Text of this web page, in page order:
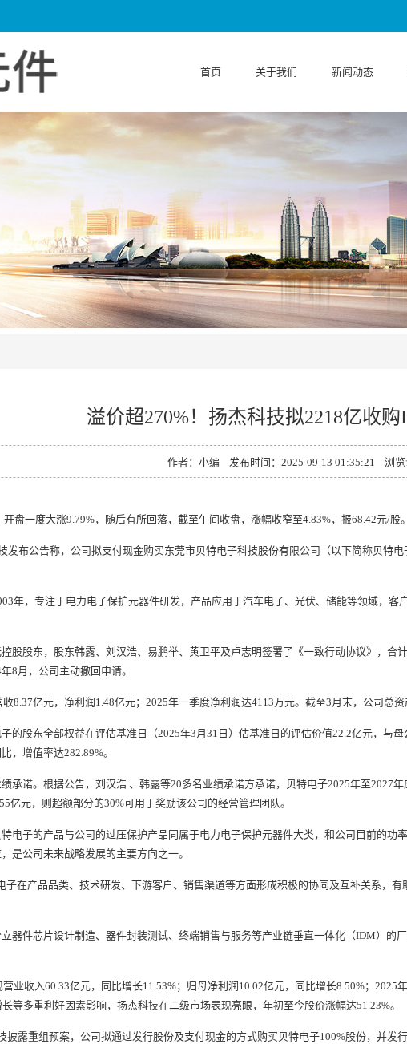
首页 关于我们 新闻动态
溢价超270%！扬杰科技拟2218亿收购
作者：小编 发布时间：2025-09-13 01:35:21 浏览
一度大涨9.79%，随后有所回落，截至午间收盘，涨幅收窄至4.83%，报68.42元/股。
布公告称，公司拟支付现金购买东莞市贝特电子科技股份有限公司（以下简称贝特
，专注于电力电子保护元器件研发，产品应用于汽车电子、光伏、储能等领域，客
股东，股东韩露、刘汉浩、易鹏举、黄卫平及卢志明签署了《一致行动协议》，合
8月，公司主动撤回申请。
亿元，净利润1.48亿元；2025年一季度净利润达4113万元。截至3月末，公司总资
股东全部权益在评估基准日（2025年3月31日）估基准日的评估价值22.2亿元，与
，增值率达282.89%。
诺。根据公告，刘汉浩 、韩露等20多名业绩承诺方承诺，贝特电子2025年至2027
亿元，则超额部分的30%可用于奖励该公司的经营管理团队。
子的产品与公司的过压保护产品同属于电力电子保护元器件大类，和公司目前的功
是公司未来战略发展的主要方向之一。
产品品类、技术研发、下游客户、销售渠道等方面形成积极的协同及互补关系，
件芯片设计制造、器件封装测试、终端销售与服务等产业链垂直一体化（IDM）的
收入60.33亿元，同比增长11.53%；归母净利润10.02亿元，同比增长8.50%；2025
等多重利好因素影响，扬杰科技在二级市场表现亮眼，年初至今股价涨幅达51.23%。
重组预案，公司拟通过发行股份及支付现金的方式购买贝特电子100%股份，并发